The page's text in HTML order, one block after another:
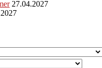
27.04.2027